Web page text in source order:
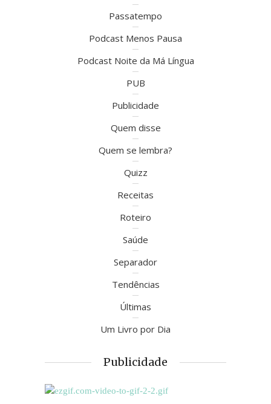
Passatempo
Podcast Menos Pausa
Podcast Noite da Má Língua
PUB
Publicidade
Quem disse
Quem se lembra?
Quizz
Receitas
Roteiro
Saúde
Separador
Tendências
Últimas
Um Livro por Dia
Publicidade